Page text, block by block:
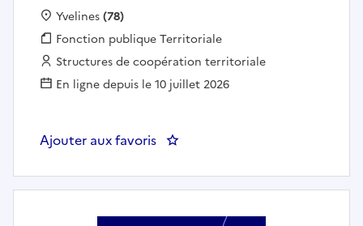
Localisation :
Yvelines(78)
Fonction publique :
Fonction publique Territoriale
Employeur :
Structures de coopération territoriale
En ligne depuis le 10 juillet 2026
Ajouter aux favoris : Enseignant artistique